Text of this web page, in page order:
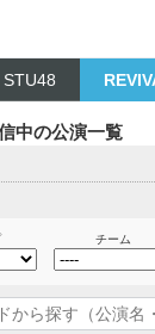
STU48
中の公演一覧
チーム